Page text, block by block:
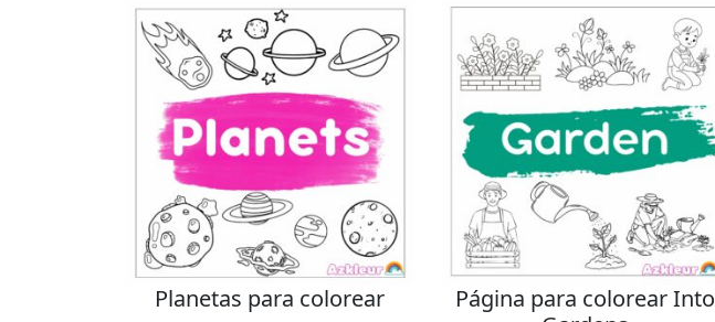
Planetas para colorear
Página para colorear Into